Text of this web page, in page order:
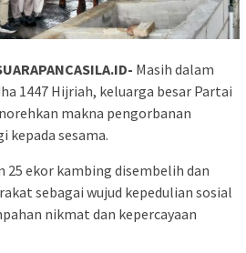
Masih dalam
1447 Hijriah, keluarga besar Partai
makna pengorbanan
kepada sesama.
25 ekor kambing disembelih dan
sebagai wujud kepedulian sosial
nikmat dan kepercayaan